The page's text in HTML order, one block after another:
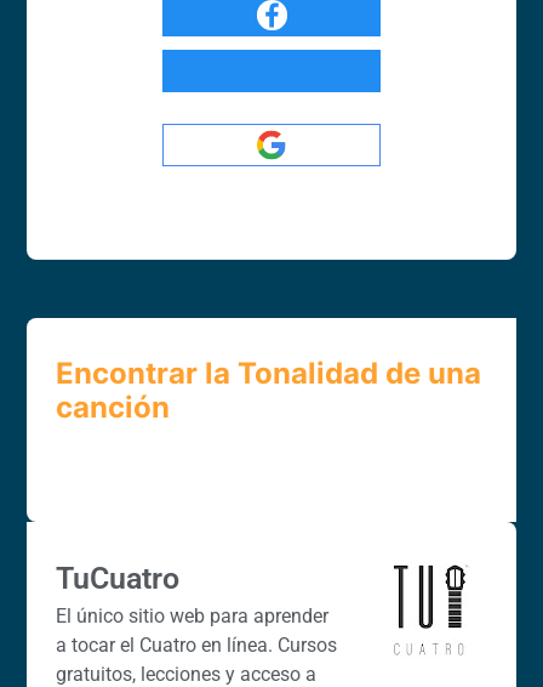
Encontrar la Tonalidad de una
canción
TuCuatro
El único sitio web para aprender
a tocar el Cuatro en línea. Cursos
gratuitos, lecciones y acceso a